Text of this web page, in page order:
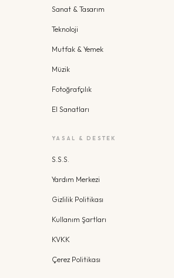
Sanat & Tasarım
Teknoloji
Mutfak & Yemek
Müzik
Fotoğrafçılık
El Sanatları
YASAL & DESTEK
S.S.S.
Yardım Merkezi
Gizlilik Politikası
Kullanım Şartları
KVKK
Çerez Politikası